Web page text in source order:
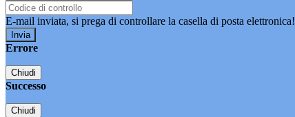
E-mail inviata, si prega di controllare la casella di posta elettronica!
Errore
Chiudi
Successo
Chiudi